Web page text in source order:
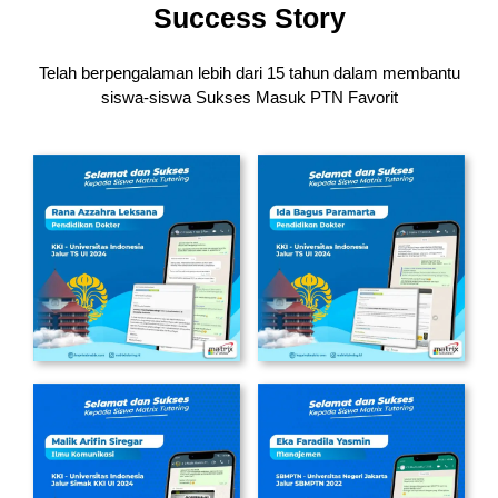
Success Story
Telah berpengalaman lebih dari 15 tahun dalam membantu
siswa-siswa Sukses Masuk PTN Favorit